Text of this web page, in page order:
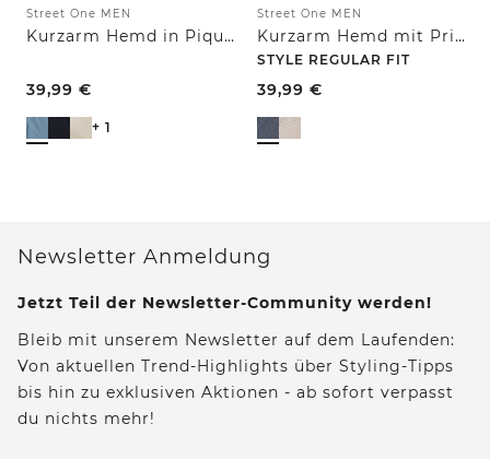
Street One MEN
Kurzarm Hemd in Piqué-Qualität
39,99 €
+ 1
Street One MEN
Kurzarm Hemd mit Print
STYLE REGULAR FIT
39,99 €
Newsletter Anmeldung
Jetzt Teil der Newsletter-Community werden!
Bleib mit unserem Newsletter auf dem Laufenden:
Von aktuellen Trend-Highlights über Styling-Tipps
bis hin zu exklusiven Aktionen - ab sofort verpasst
du nichts mehr!